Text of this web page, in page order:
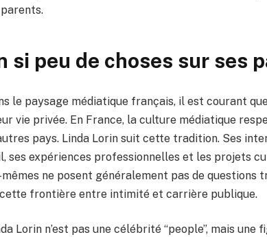
si peu de choses sur ses
le paysage médiatique français, il est courant
vie privée. En France, la culture médiatique
pays. Linda Lorin suit cette tradition. Ses
ses expériences professionnelles et les projets
ne posent généralement pas de questions
frontière entre intimité et carrière publique.
Lorin n’est pas une célébrité “people”, mais une